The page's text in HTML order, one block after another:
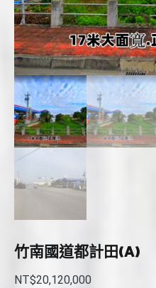
竹南國道都計田(A)
NT$20,120,000